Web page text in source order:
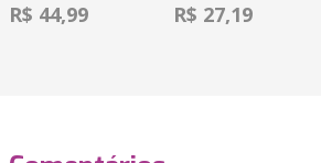
R$ 44,99 R$ 27,19